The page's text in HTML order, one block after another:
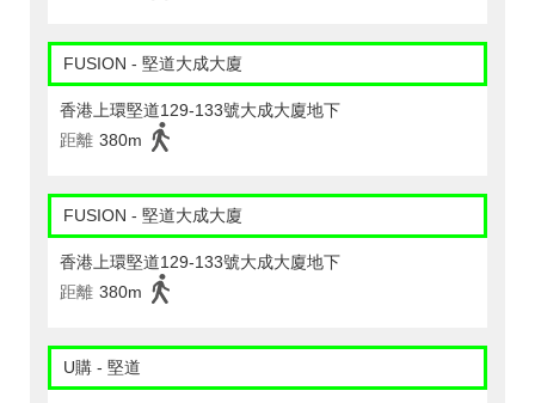
FUSION - 堅道大成大廈
香港上環堅道129-133號大成大廈地下
距離 380m
FUSION - 堅道大成大廈
香港上環堅道129-133號大成大廈地下
距離 380m
U購 - 堅道